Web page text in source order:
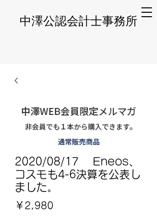
​中澤公認会計士事務所
2020/08/17 Eneos、
コスモも4-6決算を公表し
ました。
￥2,980